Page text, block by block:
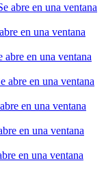
abre en una ventana
en una ventana
en una ventana
abre en una ventana
en una ventana
en una ventana
en una ventana